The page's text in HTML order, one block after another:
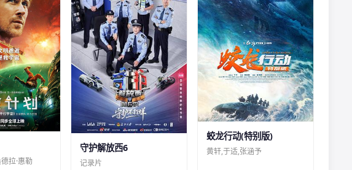
拉·惠勒
守护解放西6
记录片
蛟龙行动(特别版)
黄轩,于适,张涵予